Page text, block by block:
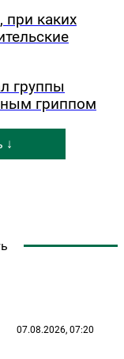
при каких
группы
гриппом
↓
07.08.2026, 07:20